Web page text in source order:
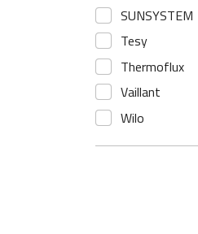
SUNSYSTEM
Tesy
Thermoflux
Vaillant
Wilo